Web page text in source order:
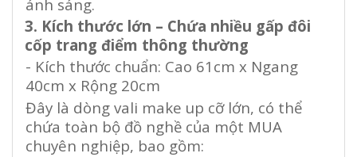
ánh sáng.
3. Kích thước lớn – Chứa nhiều gấp đôi
cốp trang điểm thông thường
- Kích thước chuẩn: Cao 61cm x Ngang
40cm x Rộng 20cm
Đây là dòng vali make up cỡ lớn, có thể
chứa toàn bộ đồ nghề của một MUA
chuyên nghiệp, bao gồm: